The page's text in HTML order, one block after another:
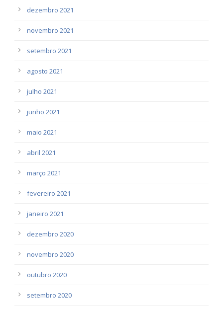
dezembro 2021
novembro 2021
setembro 2021
agosto 2021
julho 2021
junho 2021
maio 2021
abril 2021
março 2021
fevereiro 2021
janeiro 2021
dezembro 2020
novembro 2020
outubro 2020
setembro 2020